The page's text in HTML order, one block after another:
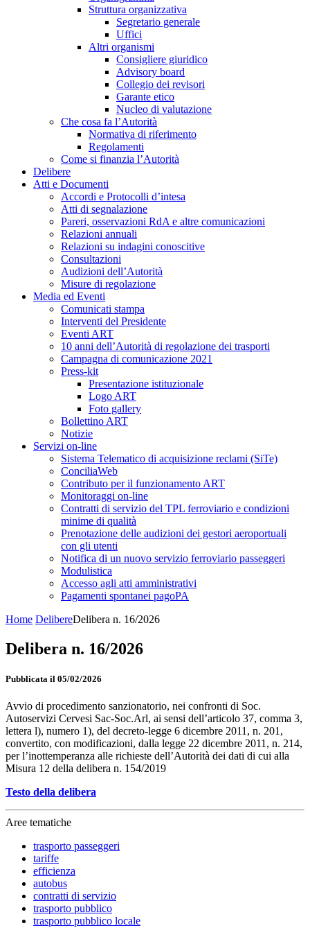
Struttura organizzativa
Segretario generale
Uffici
Altri organismi
Consigliere giuridico
Advisory board
Collegio dei revisori
Garante etico
Nucleo di valutazione
Che cosa fa l’Autorità
Normativa di riferimento
Regolamenti
Come si finanzia l’Autorità
Delibere
Atti e Documenti
Accordi e Protocolli d’intesa
Atti di segnalazione
Pareri, osservazioni RdA e altre comunicazioni
Relazioni annuali
Relazioni su indagini conoscitive
Consultazioni
Audizioni dell’Autorità
Misure di regolazione
Media ed Eventi
Comunicati stampa
Interventi del Presidente
Eventi ART
10 anni dell’Autorità di regolazione dei trasporti
Campagna di comunicazione 2021
Press-kit
Presentazione istituzionale
Logo ART
Foto gallery
Bollettino ART
Notizie
Servizi on-line
Sistema Telematico di acquisizione reclami (SiTe)
ConciliaWeb
Contributo per il funzionamento ART
Monitoraggi on-line
Contratti di servizio del TPL ferroviario e condizioni
minime di qualità
Prenotazione delle audizioni dei gestori aeroportuali
con gli utenti
Notifica di un nuovo servizio ferroviario passeggeri
Modulistica
Accesso agli atti amministrativi
Pagamenti spontanei pagoPA
Home DelibereDelibera n. 16/2026
Delibera n. 16/2026
Pubblicata il 05/02/2026
Avvio di procedimento sanzionatorio, nei confronti di Soc.
Autoservizi Cervesi Sac-Soc.Arl, ai sensi dell’articolo 37, comma 3,
lettera l), numero 1), del decreto-legge 6 dicembre 2011, n. 201,
convertito, con modificazioni, dalla legge 22 dicembre 2011, n. 214,
per l’inottemperanza alle richieste dell’Autorità dei dati di cui alla
Misura 12 della delibera n. 154/2019
Testo della delibera
Aree tematiche
trasporto passeggeri
tariffe
efficienza
autobus
contratti di servizio
trasporto pubblico
trasporto pubblico locale